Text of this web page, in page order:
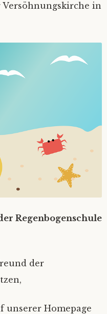
in
Regenbogenschule
der
unserer Homepage